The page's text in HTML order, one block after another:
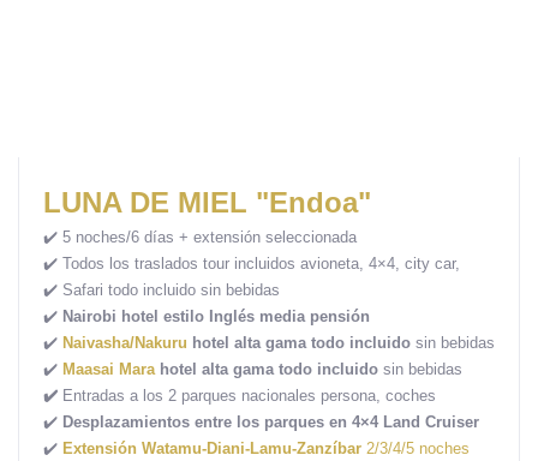
LUNA DE MIEL "Endoa"
✔️ 5 noches/6 días + extensión seleccionada
✔️ Todos los traslados tour incluidos avioneta, 4×4, city car,
✔️ Safari todo incluido sin bebidas
✔️ Nairobi hotel estilo Inglés media pensión
✔️ Naivasha/Nakuru hotel alta gama todo incluido sin bebidas
✔️ Maasai Mara hotel alta gama todo incluido sin bebidas
✔️ Entradas a los 2 parques nacionales persona, coches
✔️ Desplazamientos entre los parques en 4×4 Land Cruiser
✔️ Extensión Watamu-Diani-Lamu-Zanzíbar 2/3/4/5 noches